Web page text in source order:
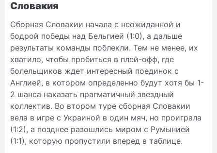
Словакия
Сборная Словакии начала с неожиданной и
бодрой победы над Бельгией (1:0), а дальше
результаты команды поблекли. Тем не менее, их
хватило, чтобы пробиться в плей-офф, где
болельщиков ждет интересный поединок с
Англией, в котором определенно будут хотя бы 1-
2 шанса наказать прагматичный звездный
коллектив. Во втором туре сборная Словакии
вела в игре с Украиной в один мяч, но проиграла
(1:2), а позднее разошлись миром с Румынией
(1:1), которую пропустили вперед в таблице.